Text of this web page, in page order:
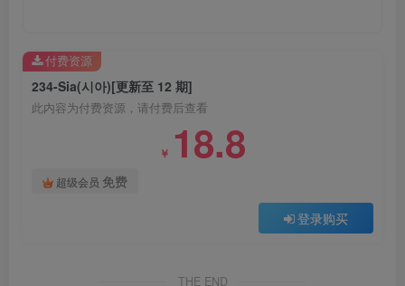
234-Sia(시아)[更新至 12 期]
此内容为付费资源，请付费后查看
￥ 18.8
超级会员 免费
登录购买
付费资源
THE END